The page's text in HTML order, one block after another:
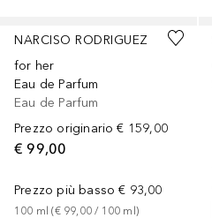
NARCISO RODRIGUEZ
for her
Eau de Parfum
Eau de Parfum
Prezzo originario € 159,00
€ 99,00
Prezzo più basso € 93,00
100 ml (€ 99,00 / 100 ml)